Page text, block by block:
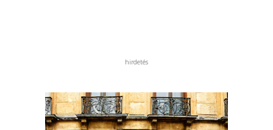
hirdetés